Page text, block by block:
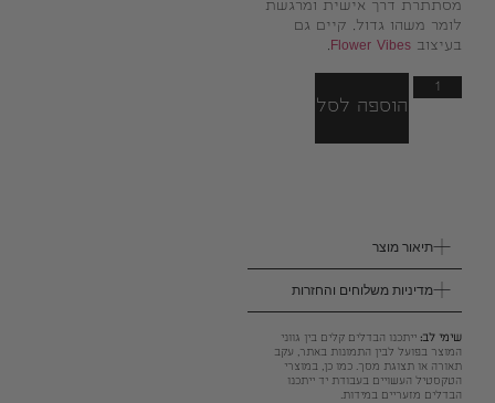
מסתתרת דרך אישית ומרגשת
לומר משהו גדול. קיים גם
בעיצוב Flower Vibes
.
הוספה לסל
תיאור מוצר
מדיניות משלוחים והחזרות
שימי לב: ייתכנו הבדלים קלים בין גווני
המוצר בפועל לבין התמונות באתר, עקב
תאורה או תצוגת מסך. כמו כן, במוצרי
הטקסטיל העשויים בעבודת יד ייתכנו
הבדלים מזעריים במידות.